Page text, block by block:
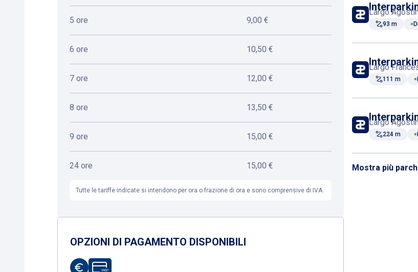
5 ore 9,00 €
6 ore 10,50 €
7 ore 12,00 €
8 ore 13,50 €
9 ore 15,00 €
24 ore 15,00 €
Tutte le tariffe indicate si intendono per ora o frazione di ora e sono comprensive di IVA.
OPZIONI DI PAGAMENTO DISPONIBILI
Largo
93 m
Largo
111 m
Largo
224 m
Mostra più